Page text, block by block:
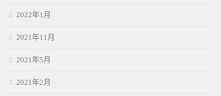
2022年1月
2021年11月
2021年5月
2021年2月